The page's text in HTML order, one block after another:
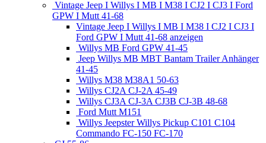
Vintage Jeep I Willys I MB I M38 I CJ2 I CJ3 I Ford
GPW I Mutt 41-68
Vintage Jeep I Willys I MB I M38 I CJ2 I CJ3 I
Ford GPW I Mutt 41-68 anzeigen
Willys MB Ford GPW 41-45
Jeep Willys MB MBT Bantam Trailer Anhänger
41-45
Willys M38 M38A1 50-63
Willys CJ2A CJ-2A 45-49
Willys CJ3A CJ-3A CJ3B CJ-3B 48-68
Ford Mutt M151
Willys Jeepster Willys Pickup C101 C104
Commando FC-150 FC-170